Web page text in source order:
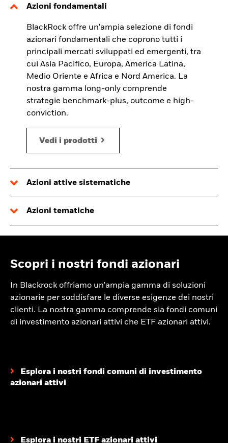
Azioni fondamentali
BlackRock offre un'ampia selezione di fondi
azionari fondamentali che coprono tutti i
principali mercati sviluppati ed emergenti, tra
cui Asia Pacifico, Europa, America Latina,
Medio Oriente e Africa e Nord America. La
nostra gamma long-only comprende
strategie benchmark-plus, outcome e high-
conviction.
Vedi i prodotti
Azioni attive sistematiche
Azioni tematiche
Scopri i nostri fondi azionari
In Blackrock offriamo un'ampia gamma di soluzioni
azionarie per soddisfare le diverse esigenze dei nostri
clienti. La nostra gamma comprende sia fondi comuni
di investimento azionari attivi che ETF azionari attivi.
Esplora i nostri fondi comuni di investimento
azionari attivi
Esplora i nostri ETF azionari attivi